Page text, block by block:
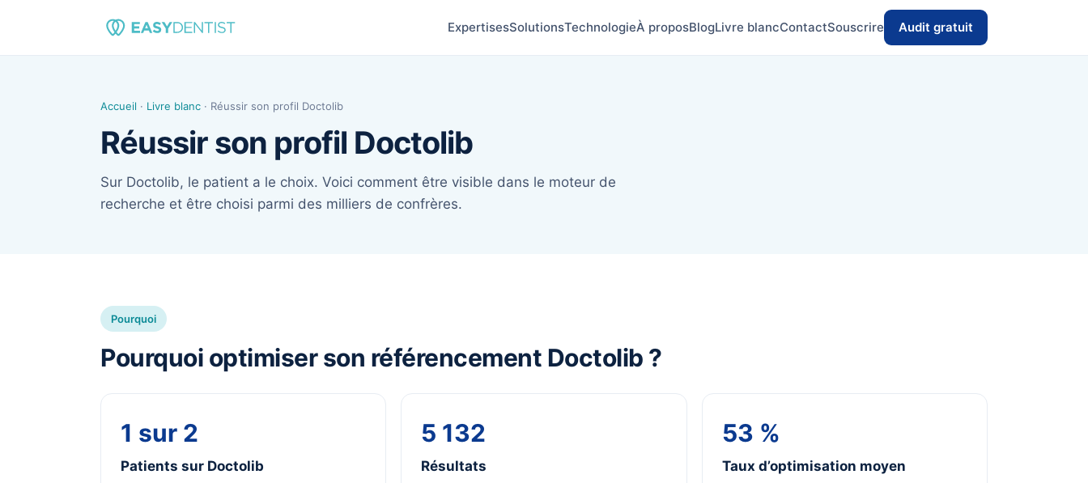
ExpertisesSolutionsTechnologieÀ proposBlogLivre blancContactSouscrire Audit gratuit
Accueil · Livre blanc · Réussir son profil Doctolib
Réussir son profil Doctolib
Sur Doctolib, le patient a le choix. Voici comment être visible dans le moteur de
recherche et être choisi parmi des milliers de confrères.
Pourquoi
Pourquoi optimiser son référencement Doctolib ?
1 sur 2
Patients sur Doctolib
5 132
Résultats
53 %
Taux d’optimisation moyen